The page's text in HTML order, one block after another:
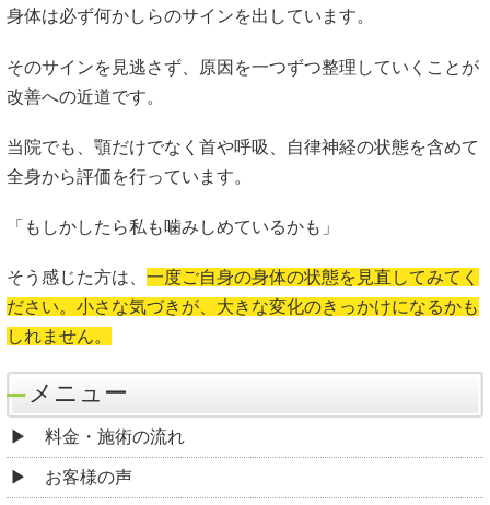
身体は必ず何かしらのサインを出しています。
そのサインを見逃さず、原因を一つずつ整理していくことが
改善への近道です。
当院でも、顎だけでなく首や呼吸、自律神経の状態を含めて
全身から評価を行っています。
「もしかしたら私も噛みしめているかも」
そう感じた方は、 一度ご自身の身体の状態を見直してみてく
ださい。小さな気づきが、大きな変化のきっかけになるかも
しれません。
メニュー
料金・施術の流れ
お客様の声